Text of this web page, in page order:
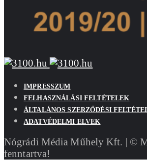
IMPRESSZUM
FELHASZNÁLÁSI FELTÉTELEK
ÁLTALÁNOS SZERZŐDÉSI
ADATVÉDELMI ELVEK
Nógrádi Média Műhely Kft. | ©
fenntartva!